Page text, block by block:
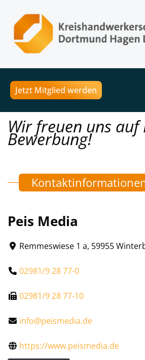
Jetzt Mitglied werden
Wir freuen uns auf
Bewerbung!
Peis Media
Remmeswiese 1 a, 59955
02981/9 28 77-0
02981/9 28 77-10
info@peismedia.de
https://www.peismedia.de